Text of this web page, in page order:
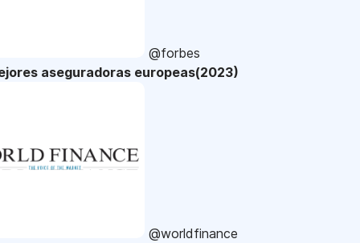
@forbes
aseguradoras europeas(2023)
@worldfinance